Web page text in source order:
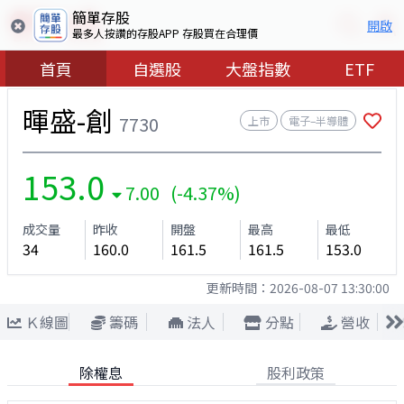
簡單存股
最多人按讚的存股APP 存股買在合理價 開啟
首頁 自選股 大盤指數 ETF
暉盛-創 7730 上市 電子–半導體
153.0 7.00 (-4.37%)
成交量
34
昨收
160.0
開盤
161.5
最高
161.5
最低
153.0
更新時間： 2026-08-07 13:30:00
Ｋ線圖 籌碼 法人 分點 營收
除權息 股利政策